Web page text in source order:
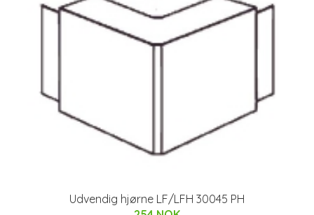
Udvendig hjørne LF/LFH 30045 PH